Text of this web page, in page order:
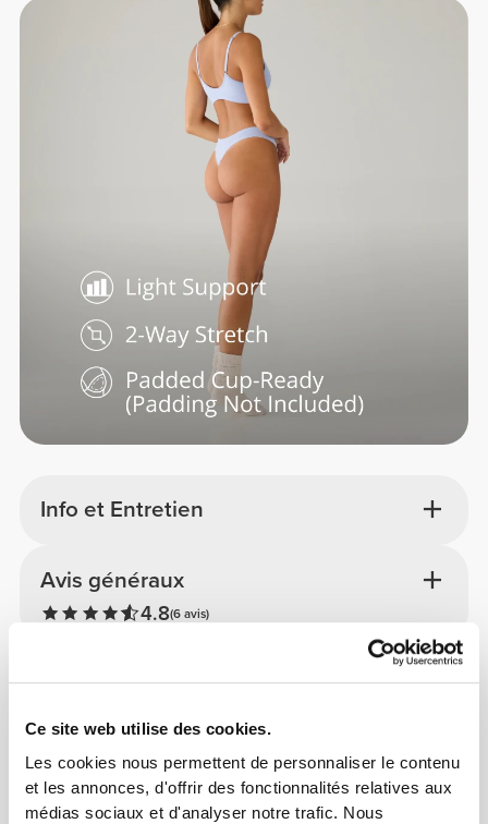
Ce site web utilise des cookies.
Les cookies nous permettent de personnaliser le contenu
et les annonces, d'offrir des fonctionnalités relatives aux
médias sociaux et d'analyser notre trafic. Nous
Info et Entretien
Avis généraux
4.8(6 avis)
Détails du produit